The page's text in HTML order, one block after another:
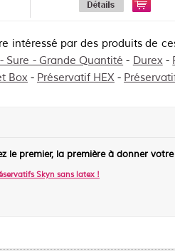
intéressé par des produits de
Sure - Grande Quantité - Durex -
Box - Préservatif HEX -
le premier, la première à donner
Skyn sans latex !